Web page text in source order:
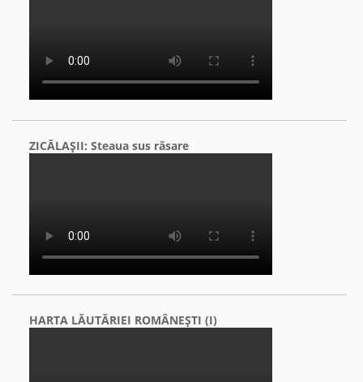
ZICĂLAŞII: Steaua sus răsare
HARTA LĂUTĂRIEI ROMÂNEŞTI (I)